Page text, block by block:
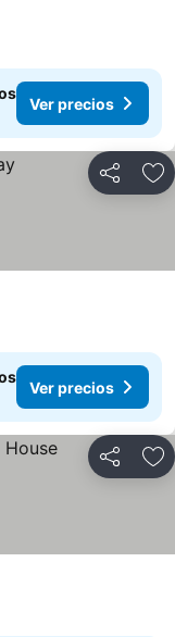
Ver precios
Compartir
Ver precios
Compartir